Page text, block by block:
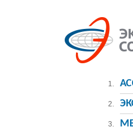
1.
2.
3.